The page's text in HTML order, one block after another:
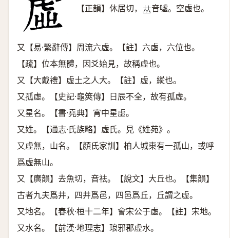
【正韻】休居切， 𠀤音噓。空虛也。
又【易·繫辭傳】周流六虛。【註】六虛，六位也。
【疏】位本無體，因爻始見，故稱虛也。
又【大戴禮】虛土之人大。【註】虛，縱也。
又孤虛。【史記·龜筴傳】日辰不全，故有孤虛。
又星名。【書·堯典】宵中星虛。
又姓。【通志·氏族略】虛氏。見《姓苑》。
又虛無，山名。【顏氏家訓】柏人城東有一孤山，或呼
爲虛無山。
又【廣韻】去魚切，音祛。【說文】大丘也。【集韻】
古者九夫爲井，四井爲邑，四邑爲丘，丘謂之虛。
又地名。【春秋·桓十二年】會宋公于虛。【註】宋地。
又水名。【前漢·地理志】琅邪郡虛水。